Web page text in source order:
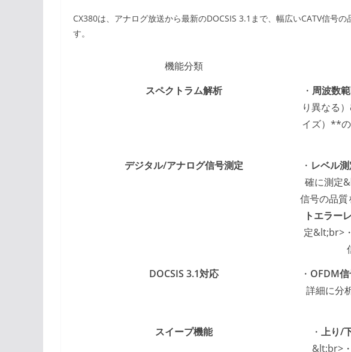
CX380は、アナログ放送から最新のDOCSIS 3.1まで、幅広いCATV信号
す。
機能分類
スペクトラム解析
・ 周波数
り異なる
イズ）**
デジタル/アナログ信号測定
・ レベル
確に測定
信号の品
トエラー
定&lt;br>・
DOCSIS 3.1対応
・ OFDM
詳細に分
スイープ機能
・ 上り/
&lt;br>